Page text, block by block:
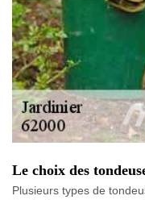
Le choix des
Plusieurs types de